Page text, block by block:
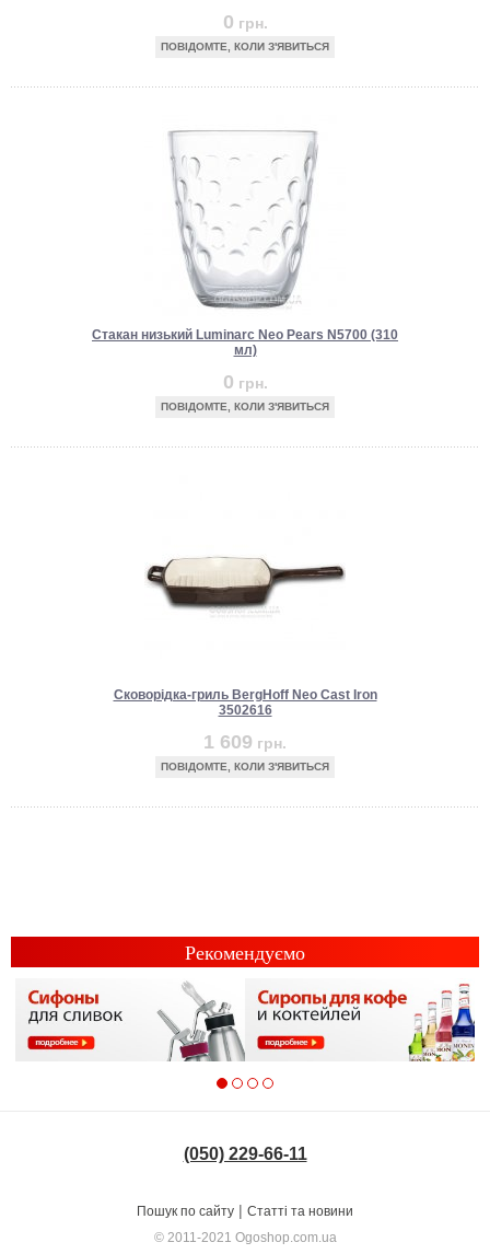
0 грн.
ПОВІДОМТЕ, КОЛИ З'ЯВИТЬСЯ
Стакан низький Luminarc Neo Pears N5700 (310
мл)
0 грн.
ПОВІДОМТЕ, КОЛИ З'ЯВИТЬСЯ
Сковорідка-гриль BergHoff Neo Cast Iron
3502616
1 609 грн.
ПОВІДОМТЕ, КОЛИ З'ЯВИТЬСЯ
Рекомендуємо
(050) 229-66-11
Пошук по сайту | Статті та новини
© 2011-2021 Ogoshop.com.ua